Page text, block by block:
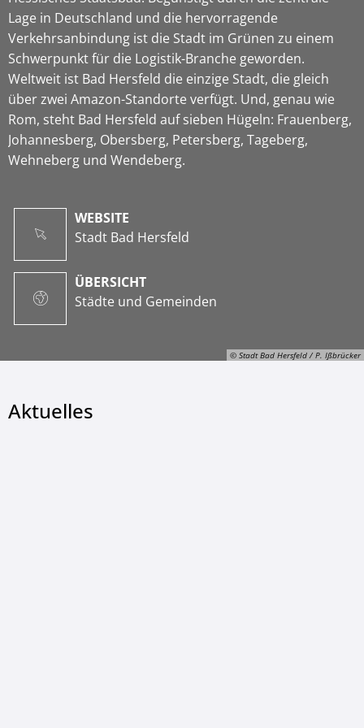
© Stadt Bad Hersfeld / P. Ißbrücker
Lage in Deutschland und die hervorragende
Verkehrsanbindung ist die Stadt im Grünen zu einem
Schwerpunkt für die Logistik-Branche geworden.
Weltweit ist Bad Hersfeld die einzige Stadt, die gleich
über zwei Amazon-Standorte verfügt. Und, genau wie
Rom, steht Bad Hersfeld auf sieben Hügeln: Frauenberg,
Johannesberg, Obersberg, Petersberg, Tageberg,
Wehneberg und Wendeberg.
WEBSITE
Stadt Bad Hersfeld
ÜBERSICHT
Städte und Gemeinden
Aktuelles